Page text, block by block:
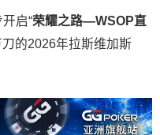
启“荣耀之路—WSOP直
的2026年拉斯维加斯